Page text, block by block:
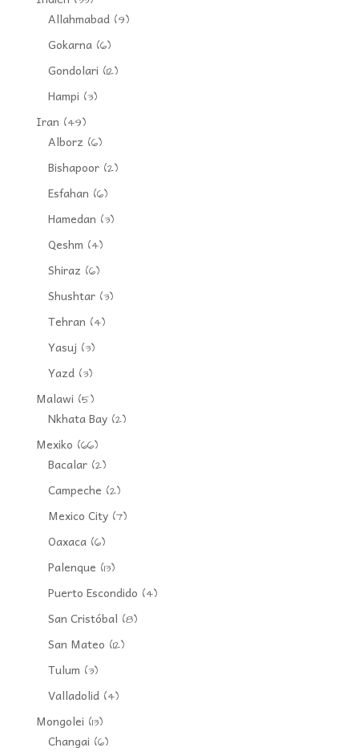
Allahmabad(9)
Gokarna(6)
Gondolari (12)
Hampi (3)
Iran (49)
Alborz (6)
Bishapoor(2)
Esfahan (6)
Hamedan (3)
Qeshm (4)
Shiraz (6)
Shushtar(3)
Tehran (4)
Yasuj (3)
Yazd(3)
Malawi (5)
Nkhata Bay(2)
Mexiko (66)
Bacalar(2)
Campeche (2)
Mexico City(7)
Oaxaca(6)
Palenque (13)
Puerto Escondido (4)
San Cristóbal (8)
San Mateo (12)
Tulum (3)
Valladolid(4)
Mongolei (13)
Changai (6)